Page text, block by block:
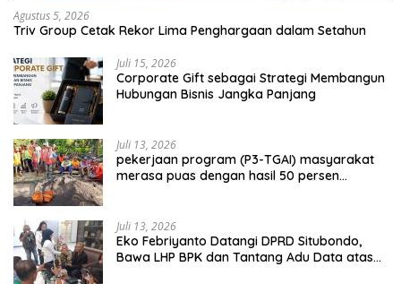
Agustus 5, 2026
Triv Group Cetak Rekor Lima Penghargaan dalam Setahun
Juli 15, 2026
Corporate Gift sebagai Strategi Membangun
Hubungan Bisnis Jangka Panjang
Juli 13, 2026
pekerjaan program (P3-TGAI) masyarakat
merasa puas dengan hasil 50 persen
Juli 13, 2026
Eko Febriyanto Datangi DPRD Situbondo,
Bawa LHP BPK dan Tantang Adu Data atas